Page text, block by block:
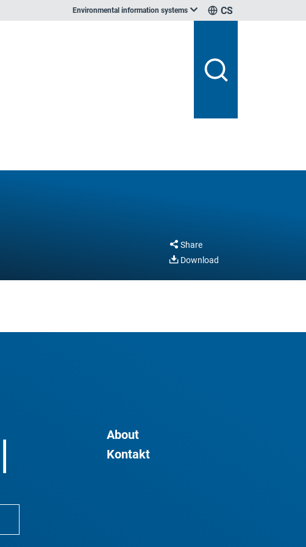
Environmental information systems CS
Share
Download
About
Kontakt